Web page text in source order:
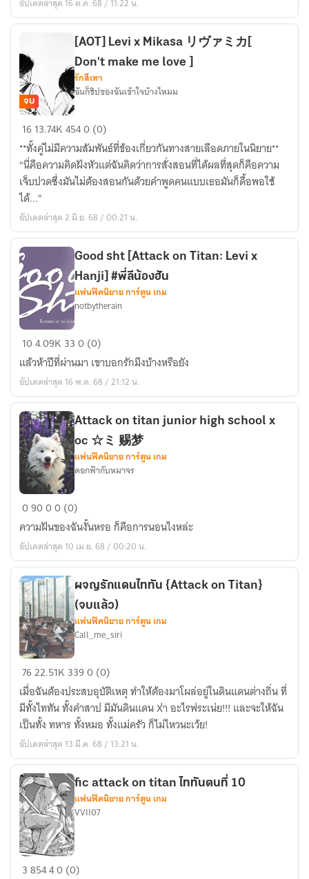
บาร์
บา
Attack
on
|
[AOT]
Levi
x
Mikasa
リ
ヴ
ァ
ミ
カ
[
Don't
make
me
love
จบ
[AOT] Levi x Mikasa リヴァミカ[
Don't make me love ]
รักสีเทา
ฉันก็ชิปของฉันเข้าใจบ้างไหมม
1613.74K4540 (0)
**ทั้งคู่ไม่มีความสัมพันธ์ที่ข้องเกี่ยวกันทางสายเลือดภายในนิยาย**
"นี่คือความคิดฝังหัวแต่ฉันคิดว่าการสั่งสอนที่ได้ผลที่สุดก็คือความ
เจ็บปวดซึ่งมันไม่ต้องสอนกันด้วยคำพูดคนแบบเธอมันก็ดื้อพอใช้
ได้..."
อัปเดตล่าสุด 2 มิ.ย. 68 / 00:21 น.
Good
sht
[Attack
on
Titan:
Levi
x
Hanji]
#พี่
ลี
น้อง
Good sht [Attack on Titan: Levi x
Hanji] #พี่ลีน้องฮัน
แฟนฟิคนิยาย การ์ตูน เกม
notbytherain
104.09K 330 (0)
แล้วห้าปีที่ผ่านมา เขาบอกรักมึงบ้างหรือยัง
อัปเดตล่าสุด 16 พ.ค. 68 / 21:12 น.
Attack
titan
junior
high
school
x
oc
☆
ミ
赐
梦
Attack on titan junior high school x
oc ☆ミ 赐梦
แฟนฟิคนิยาย การ์ตูน เกม
ดอกฟ้ากับหมาจร
09000 (0)
ความฝันของฉันงั้นหรอ ก็คือการนอนไงหล่ะ
อัปเดตล่าสุด 10 เม.ย. 68 / 00:20 น.
ผจญ
รัก
แดน
ไท
ทัน
{Attack
on
Titan}
(จบ
แล้ว)
ผจญรักแดนไททัน {Attack on Titan}
(จบแล้ว)
แฟนฟิคนิยาย การ์ตูน เกม
Call_me_siri
7622.51K 3390 (0)
เมื่อฉันต้องประสบอุบัติเหตุ ทำให้ต้องมาโผล่อยู่ในดินแดนต่างถิ่น ที่
มีทั้งไททัน ทั้งคำสาป มีมันดินแดน X่า อะไรฟระเน่ย!!! และจะให้ฉัน
เป็นทั้ง ทหาร ทั้งหมอ ทั้งแม่ครัว ก็ไม่ไหวนะเว้ย!
อัปเดตล่าสุด 13 มี.ค. 68 / 13:21 น.
fic
fic attack on titan ไททันตนที่ 10
แฟนฟิคนิยาย การ์ตูน เกม
VVII07
385440 (0)